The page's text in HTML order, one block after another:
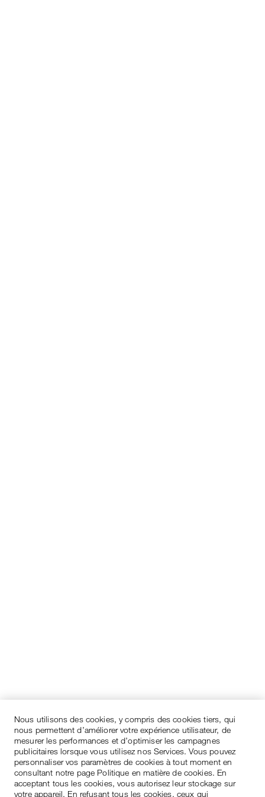
Nous utilisons des cookies, y compris des cookies tiers, qui
nous permettent d’améliorer votre expérience utilisateur, de
mesurer les performances et d’optimiser les campagnes
publicitaires lorsque vous utilisez nos Services. Vous pouvez
personnaliser vos paramètres de cookies à tout moment en
consultant notre page Politique en matière de cookies. En
acceptant tous les cookies, vous autorisez leur stockage sur
votre appareil. En refusant tous les cookies, ceux qui